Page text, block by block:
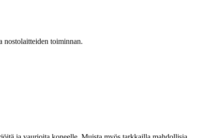
nostolaitteiden toiminnan.